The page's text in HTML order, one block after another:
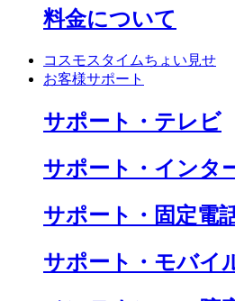
料金について
コスモスタイムちょい見せ
お客様サポート
サポート・テレビ
サポート・インタ
サポート・固定電
サポート・モバイ